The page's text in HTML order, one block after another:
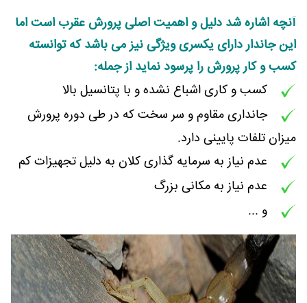
آنچه اشاره شد دلیل و اهمیت اصلی پرورش عقرب است اما
این جاندار دارای یکسری ویژگی نیز می باشد که توانسته
کسب و کار پرورش را پرسود نماید از جمله:
کسب و کاری اشباع نشده و با پتانسیل بالا
جانداری مقاوم و سر سخت که در طی دوره پرورش
میزان تلفات پایینی دارد.
عدم نیاز به سرمایه گذاری کلان به دلیل تجهیزات کم
عدم نیاز به مکانی بزرگ
و ...